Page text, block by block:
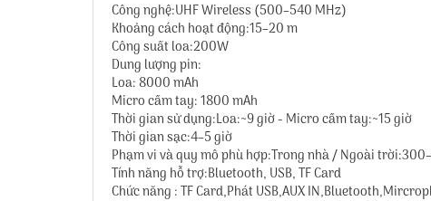
Công nghệ:UHF Wireless (500–540 MHz)
Khoảng cách hoạt động:15–20 m
Công suất loa:200W
Dung lượng pin:
Loa: 8000 mAh
Micro cầm tay: 1800 mAh
Thời gian sử dụng:Loa:~9 giờ - Micro cầm tay:~15 giờ
Thời gian sạc:4–5 giờ
Phạm vi và quy mô phù hợp:Trong nhà / Ngoài
Tính năng hỗ trợ:Bluetooth, USB, TF Card
Chức năng : TF Card,Phát USB,AUX